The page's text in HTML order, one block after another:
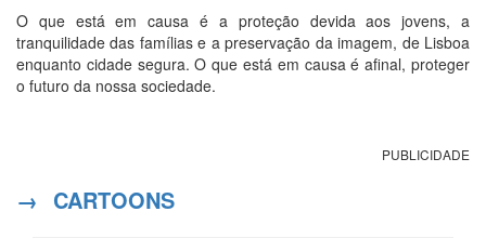
O que está em causa é a proteção devida aos jovens, a
tranquilidade das famílias e a preservação da imagem, de Lisboa
enquanto cidade segura. O que está em causa é afinal, proteger
o futuro da nossa sociedade.
PUBLICIDADE
→ CARTOONS